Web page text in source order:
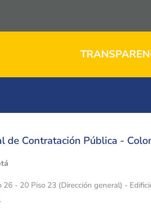
de Contratación Pública -
26 - 20 Piso 23 (Dirección general) -